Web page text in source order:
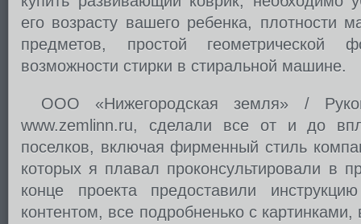
его возрасту вашего ребенка, плотности
предметов, простой геометрической
возможности стирки в стиральной машине.
ООО «Нижегородская земля» /
www.zemlinn.ru, сделали все от и до
поселков, включая фирменный стиль
которых я плавал проконсультировали в
конце проекта предоставили
контентом, все подробненько с